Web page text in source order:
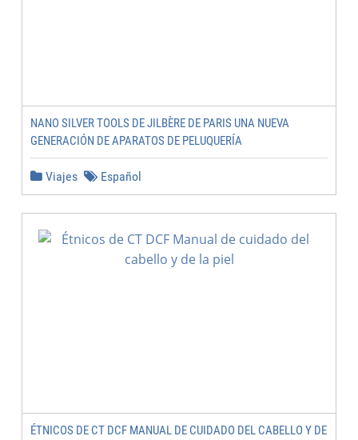
NANO SILVER TOOLS DE JILBÈRE DE PARIS UNA NUEVA
GENERACIÓN DE APARATOS DE PELUQUERÍA
Viajes Español
ÉTNICOS DE CT DCF MANUAL DE CUIDADO DEL CABELLO Y DE